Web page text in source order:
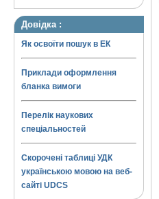
Довідка :
Як освоїти пошук в ЕК
Приклади оформлення
бланка вимоги
Перелік наукових
спеціальностей
Скорочені таблиці УДК
українською мовою на веб-
сайті UDCS